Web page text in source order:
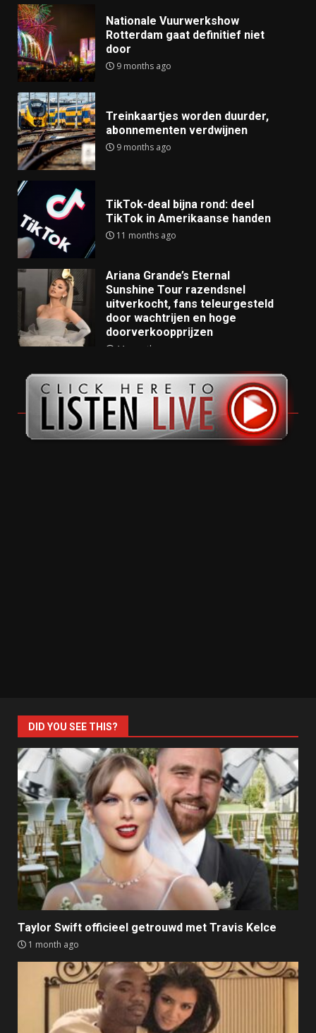
Nationale Vuurwerkshow
Rotterdam gaat definitief niet
door
9 months ago
Treinkaartjes worden duurder,
abonnementen verdwijnen
9 months ago
TikTok-deal bijna rond: deel
TikTok in Amerikaanse handen
11 months ago
Ariana Grande’s Eternal
Sunshine Tour razendsnel
uitverkocht, fans teleurgesteld
door wachtrijen en hoge
doorverkoopprijzen
11 months ago
DID YOU SEE THIS?
Taylor Swift officieel getrouwd met Travis Kelce
1 month ago